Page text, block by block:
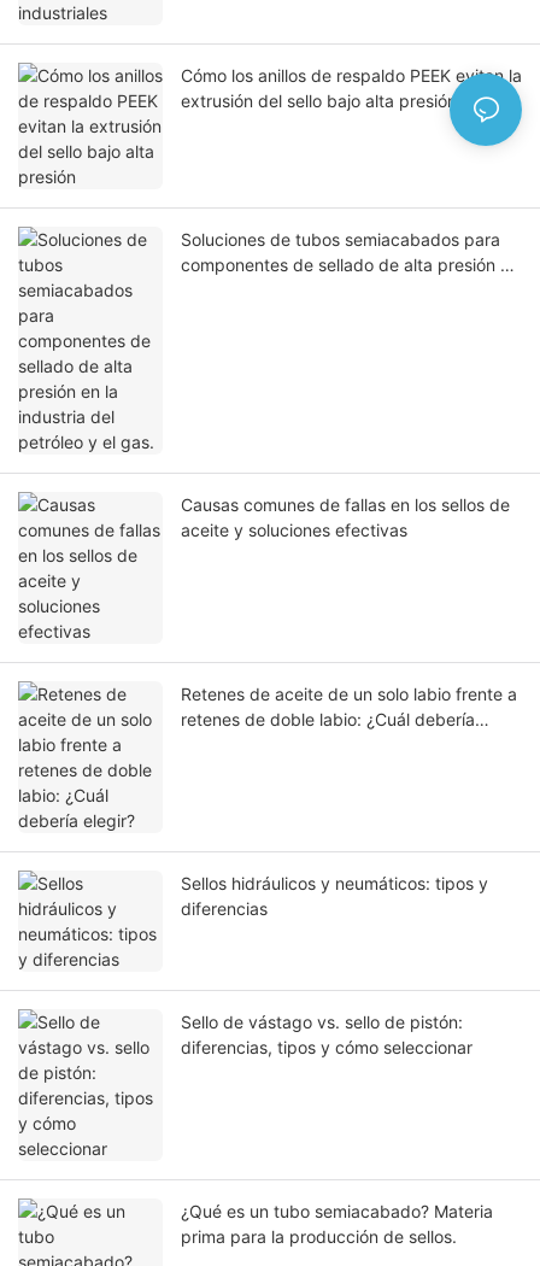
Cómo los anillos de respaldo PEEK evitan la
extrusión del sello bajo alta presión
Soluciones de tubos semiacabados para
componentes de sellado de alta presión en
Causas comunes de fallas en los sellos de
aceite y soluciones efectivas
Retenes de aceite de un solo labio frente a
retenes de doble labio: ¿Cuál debería
Sellos hidráulicos y neumáticos: tipos y
diferencias
Sello de vástago vs. sello de pistón:
diferencias, tipos y cómo seleccionar
¿Qué es un tubo semiacabado? Materia
prima para la producción de sellos.